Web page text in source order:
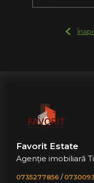
Favorit Estate
Agenție imobiliară
0735277856 /